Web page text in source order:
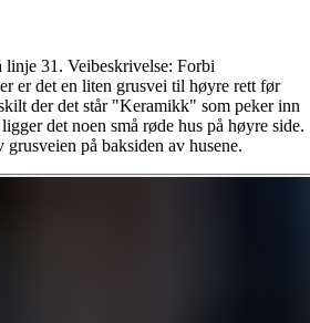
linje 31. Veibeskrivelse: Forbi
er det en liten grusvei til høyre rett før
der det står "Keramikk" som peker inn
det noen små røde hus på høyre side.
på baksiden av husene.